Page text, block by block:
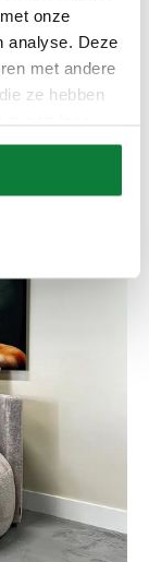
onze
analyse. Deze
met andere
ze hebben